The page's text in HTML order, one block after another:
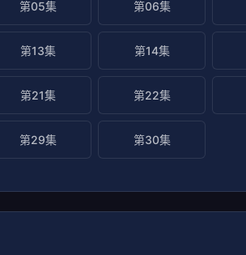
第05集 第06集
第13集 第14集
第21集 第22集
第29集 第30集